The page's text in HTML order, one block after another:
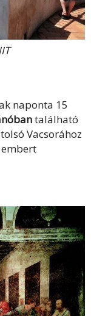
naponta 15
található
Vacsorához